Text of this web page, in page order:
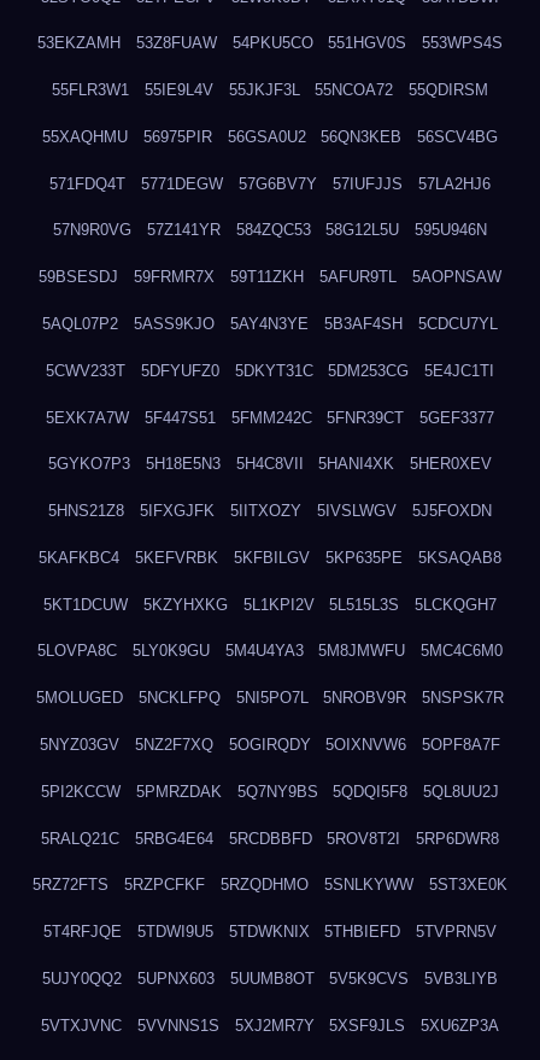
53EKZAMH 53Z8FUAW 54PKU5CO 551HGV0S 553WPS4S
55FLR3W1 55IE9L4V 55JKJF3L 55NCOA72 55QDIRSM
55XAQHMU 56975PIR 56GSA0U2 56QN3KEB 56SCV4BG
571FDQ4T 5771DEGW 57G6BV7Y 57IUFJJS 57LA2HJ6
57N9R0VG 57Z141YR 584ZQC53 58G12L5U 595U946N
59BSESDJ 59FRMR7X 59T11ZKH 5AFUR9TL 5AOPNSAW
5AQL07P2 5ASS9KJO 5AY4N3YE 5B3AF4SH 5CDCU7YL
5CWV233T 5DFYUFZ0 5DKYT31C 5DM253CG 5E4JC1TI
5EXK7A7W 5F447S51 5FMM242C 5FNR39CT 5GEF3377
5GYKO7P3 5H18E5N3 5H4C8VII 5HANI4XK 5HER0XEV
5HNS21Z8 5IFXGJFK 5IITXOZY 5IVSLWGV 5J5FOXDN
5KAFKBC4 5KEFVRBK 5KFBILGV 5KP635PE 5KSAQAB8
5KT1DCUW 5KZYHXKG 5L1KPI2V 5L515L3S 5LCKQGH7
5LOVPA8C 5LY0K9GU 5M4U4YA3 5M8JMWFU 5MC4C6M0
5MOLUGED 5NCKLFPQ 5NI5PO7L 5NROBV9R 5NSPSK7R
5NYZ03GV 5NZ2F7XQ 5OGIRQDY 5OIXNVW6 5OPF8A7F
5PI2KCCW 5PMRZDAK 5Q7NY9BS 5QDQI5F8 5QL8UU2J
5RALQ21C 5RBG4E64 5RCDBBFD 5ROV8T2I 5RP6DWR8
5RZ72FTS 5RZPCFKF 5RZQDHMO 5SNLKYWW 5ST3XE0K
5T4RFJQE 5TDWI9U5 5TDWKNIX 5THBIEFD 5TVPRN5V
5UJY0QQ2 5UPNX603 5UUMB8OT 5V5K9CVS 5VB3LIYB
5VTXJVNC 5VVNNS1S 5XJ2MR7Y 5XSF9JLS 5XU6ZP3A